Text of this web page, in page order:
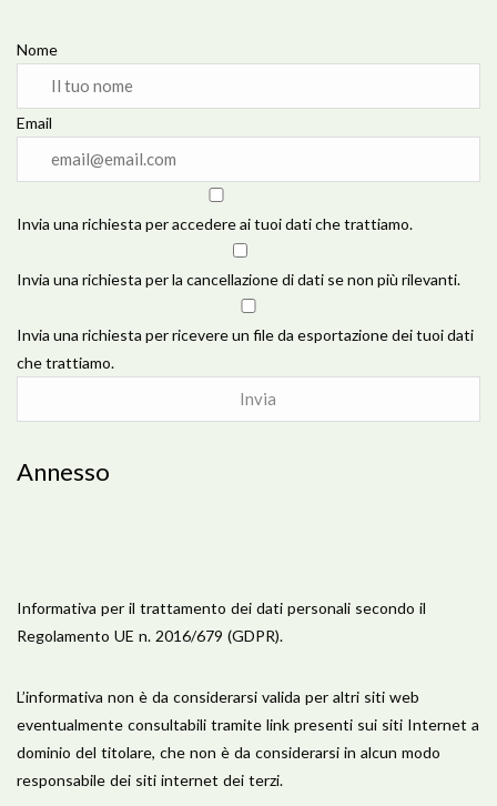
Nome
Email
Invia una richiesta per accedere ai tuoi dati che trattiamo.
Invia una richiesta per la cancellazione di dati se non più rilevanti.
Invia una richiesta per ricevere un file da esportazione dei tuoi dati
che trattiamo.
Annesso
Informativa per il trattamento dei dati personali secondo il
Regolamento UE n. 2016/679 (GDPR).
L’informativa non è da considerarsi valida per altri siti web
eventualmente consultabili tramite link presenti sui siti Internet a
dominio del titolare, che non è da considerarsi in alcun modo
responsabile dei siti internet dei terzi.